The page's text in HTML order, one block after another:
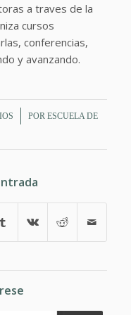
a traves de la
cursos
conferencias,
y avanzando.
PORESCUELA DE